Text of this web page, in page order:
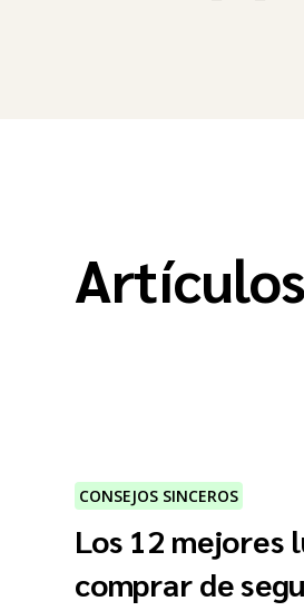
CONSEJOS SINCEROS
Los 12 mejores
comprar de